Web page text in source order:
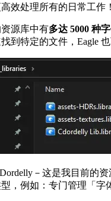
效处理所有的日常工作！
源库中有多达 5000 种
到特定的文件，Eagle
－这是我目前的
，例如：专门管理「字